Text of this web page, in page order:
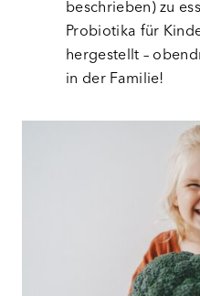
beschrieben) zu
Probiotika für
hergestellt –
in der Familie!